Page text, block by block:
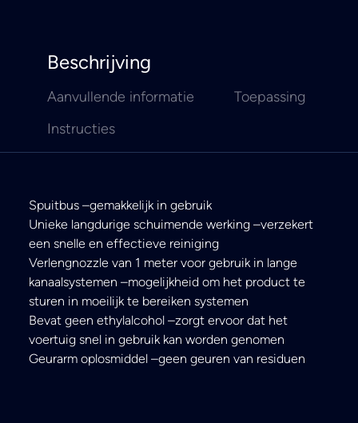
Beschrijving
Aanvullende informatie
Toepassing
Instructies
Spuitbus –gemakkelijk in gebruik
Unieke langdurige schuimende werking –verzekert
een snelle en effectieve reiniging
Verlengnozzle van 1 meter voor gebruik in lange
kanaalsystemen –mogelijkheid om het product te
sturen in moeilijk te bereiken systemen
Bevat geen ethylalcohol –zorgt ervoor dat het
voertuig snel in gebruik kan worden genomen
Geurarm oplosmiddel –geen geuren van residuen